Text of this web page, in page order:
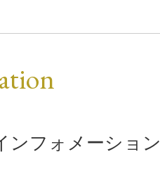
ンフォメーション